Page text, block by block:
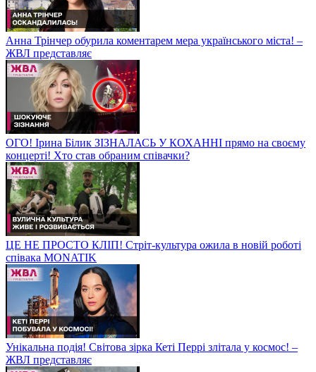
Анна Трінчер обурила коментарем мера українського міста! –
ЖВЛ представляє
ОГО! Ірина Білик ЗІЗНАЛАСЬ У КОХАННІ прямо на своєму
концерті! Хто став обраним співачки?
ЦЕ НЕ ПРОСТО КЛІП! Стріт-культура ожила в новій роботі
співака MONATIK
Унікальна подія! Світова зірка Кеті Перрі злітала у космос! –
ЖВЛ представляє